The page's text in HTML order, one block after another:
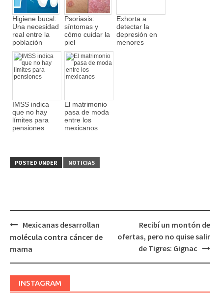
Higiene bucal:
Una necesidad
real entre la
población
Psoriasis:
síntomas y
cómo cuidar la
piel
Exhorta a
detectar la
depresión en
menores
IMSS indica
que no hay
límites para
pensiones
El matrimonio
pasa de moda
entre los
mexicanos
POSTED UNDER NOTICIAS
Post
Mexicanas desarrollan
molécula contra cáncer de
mama
Recibí un montón de
ofertas, pero no quise salir
de Tigres: Gignac
INSTAGRAM